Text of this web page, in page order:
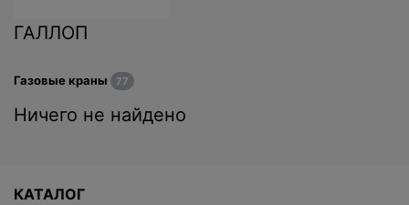
ГАЛЛОП
Газовые краны 77
Ничего не найдено
КАТАЛОГ